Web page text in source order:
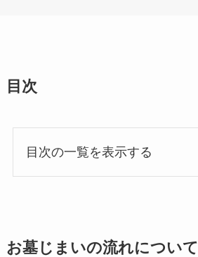
目次
目次の一覧を表示する
お墓じまいの流れについて